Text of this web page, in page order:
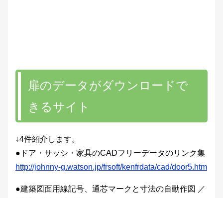
扉のデータがダウンロードで
きるサイト
↓4件紹介します。
●ドア・サッシ・家具のCADフリーデータのリンク集
http://johnny-g.watson.jp/frsoft/kenfrdata/cad/door5.htm
●建築図面用線記号、通芯マークと寸法の自動作図 ／